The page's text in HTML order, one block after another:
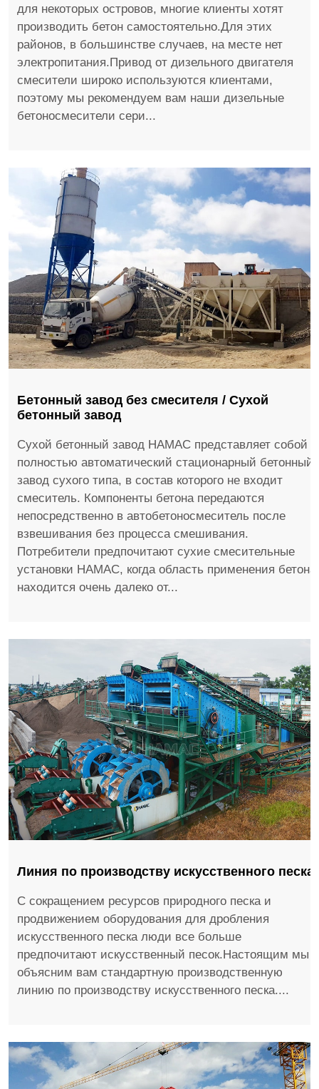
для некоторых островов, многие клиенты хотят
производить бетон самостоятельно.Для этих
районов, в большинстве случаев, на месте нет
электропитания.Привод от дизельного двигателя
смесители широко используются клиентами,
поэтому мы рекомендуем вам наши дизельные
бетоносмесители сери...
Бетонный завод без смесителя / Сухой
бетонный завод
Сухой бетонный завод HAMAC представляет собой
полностью автоматический стационарный бетонный
завод сухого типа, в состав которого не входит
смеситель. Компоненты бетона передаются
непосредственно в автобетоносмеситель после
взвешивания без процесса смешивания.
Потребители предпочитают сухие смесительные
установки HAMAC, когда область применения бетона
находится очень далеко от...
Линия по производству искусственного песка
С сокращением ресурсов природного песка и
продвижением оборудования для дробления
искусственного песка люди все больше
предпочитают искусственный песок.Настоящим мы
объясним вам стандартную производственную
линию по производству искусственного песка....